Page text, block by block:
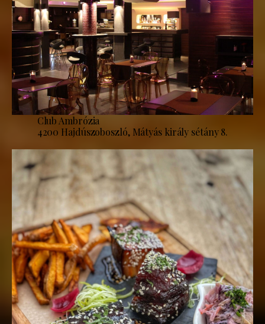
Club Ambrózia
4200 Hajdúszoboszló, Mátyás király sétány 8.